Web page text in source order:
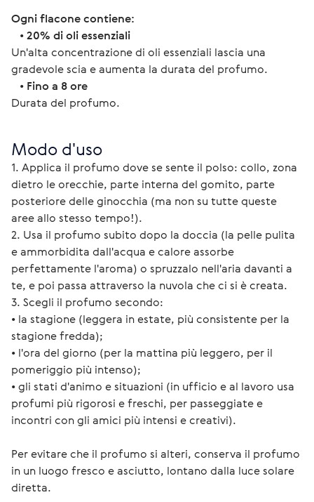
Ogni flacone contiene:
• 20% di oli essenziali
Un'alta concentrazione di oli essenziali lascia una
gradevole scia e aumenta la durata del profumo.
• Fino a 8 ore
Durata del profumo.
Modo d'uso
1. Applica il profumo dove se sente il polso: collo, zona
dietro le orecchie, parte interna del gomito, parte
posteriore delle ginocchia (ma non su tutte queste
aree allo stesso tempo!).
2. Usa il profumo subito dopo la doccia (la pelle pulita
e ammorbidita dall'acqua e calore assorbe
perfettamente l'aroma) o spruzzalo nell'aria davanti a
te, e poi passa attraverso la nuvola che ci si è creata.
3. Scegli il profumo secondo:
• la stagione (leggera in estate, più consistente per la
stagione fredda);
• l'ora del giorno (per la mattina più leggero, per il
pomeriggio più intenso);
• gli stati d'animo e situazioni (in ufficio e al lavoro usa
profumi più rigorosi e freschi, per passeggiate e
incontri con gli amici più intensi e creativi).
Per evitare che il profumo si alteri, conserva il profumo
in un luogo fresco e asciutto, lontano dalla luce solare
diretta.